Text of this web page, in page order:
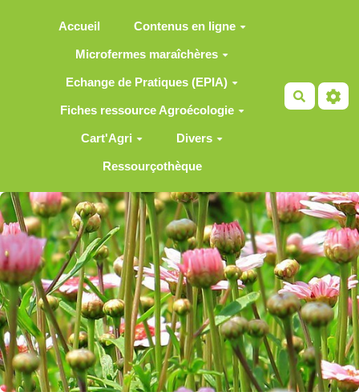
Accueil Contenus en ligne
Microfermes maraîchères
Echange de Pratiques (EPIA)
Fiches ressource Agroécologie
Cart'Agri Divers
Ressourçothèque